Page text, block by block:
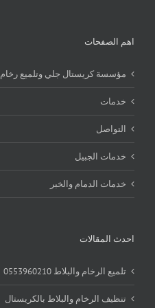
اهم الصفحات
مؤسسة كريستال جلي وتلميع رخام
خدمات
التواصل
خدمات الجبيل
خدمات الدمام والخبر
احدث المقالات
تلميع الرخام والبلاط 0553960210
تنظيف الرخام والبلاط بالكريستال